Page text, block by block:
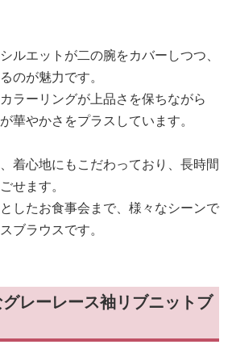
ルエットが二の腕をカバーしつつ、
のが魅力です。
ラーリングが上品さを保ちながら
華やかさをプラスしています。
着心地にもこだわっており、長時間
せます。
したお食事会まで、様々なシーンで
ブラウスです。
レーレース袖リブニットブ